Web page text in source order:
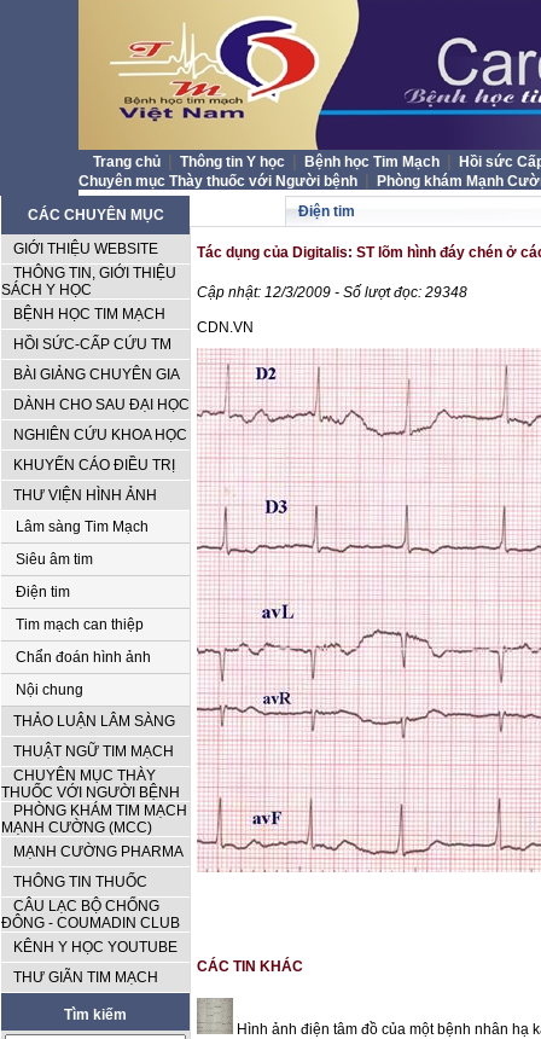
Trang chủ Thông tin Y học Bệnh học Tim Mạch
Hồi sức
Chuyên mục Thày thuốc với Người bệnh
Phòng khám Mạnh
CÁC CHUYÊN MỤC
GIỚI THIỆU WEBSITE
THÔNG TIN, GIỚI THIỆU
SÁCH Y HỌC
BỆNH HỌC TIM MẠCH
HỒI SỨC-CẤP CỨU TM
BÀI GIẢNG CHUYÊN GIA
DÀNH CHO SAU ĐẠI HỌC
NGHIÊN CỨU KHOA HỌC
KHUYẾN CÁO ĐIỀU TRỊ
THƯ VIỆN HÌNH ẢNH
Lâm sàng Tim Mạch
Siêu âm tim
Điện tim
Tim mạch can thiệp
Chẩn đoán hình ảnh
Nội chung
THẢO LUẬN LÂM SÀNG
THUẬT NGỮ TIM MẠCH
CHUYÊN MỤC THÀY
THUỐC VỚI NGƯỜI BỆNH
PHÒNG KHÁM TIM MẠCH
MẠNH CƯỜNG (MCC)
MẠNH CƯỜNG PHARMA
THÔNG TIN THUỐC
CÂU LẠC BỘ CHỐNG
ĐÔNG - COUMADIN CLUB
KÊNH Y HỌC YOUTUBE
THƯ GIÃN TIM MẠCH
Tìm kiếm
Điện tim
Tác dụng của Digitalis: ST lõm hình đáy chén ở
Cập nhật: 12/3/2009 - Số lượt đọc: 29348
CDN.VN
CÁC TIN KHÁC
Hình ảnh điện tâm đồ của một bệnh nhân hạ